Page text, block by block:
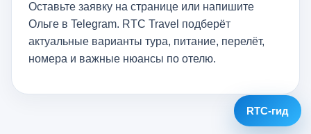
Оставьте заявку на странице или напишите
Ольге в Telegram. RTC Travel подберёт
актуальные варианты тура, питание, перелёт,
номера и важные нюансы по отелю.
RTC-гид